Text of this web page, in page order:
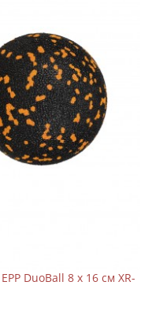
DuoBall 8 x 16 см XR-